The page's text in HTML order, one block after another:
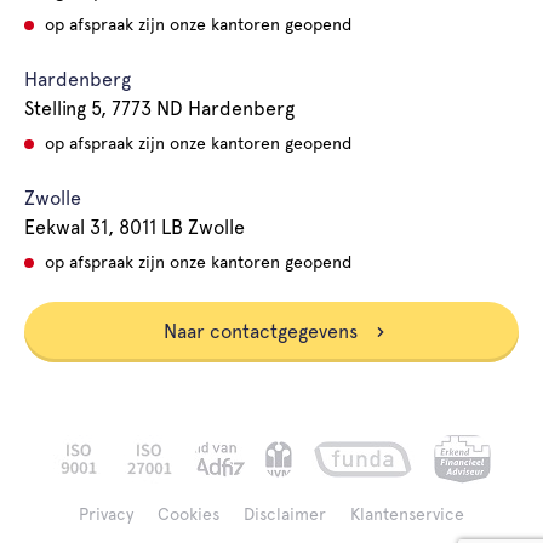
op afspraak zijn onze kantoren geopend
Hardenberg
Stelling 5, 7773 ND Hardenberg
op afspraak zijn onze kantoren geopend
Zwolle
Eekwal 31, 8011 LB Zwolle
op afspraak zijn onze kantoren geopend
Naar contactgegevens
Privacy Cookies Disclaimer Klantenservice